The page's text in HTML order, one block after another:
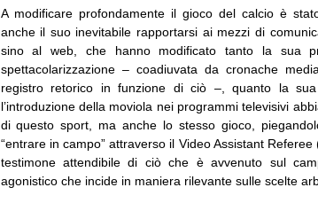
A modificare profondamente il gioco del calcio è
anche il suo inevitabile rapportarsi ai mezzi di
sino al web, che hanno modificato tanto la sua
spettacolarizzazione – coadiuvata da cronache
registro retorico in funzione di ciò –, quanto la
l’introduzione della moviola nei programmi televisivi
di questo sport, ma anche lo stesso gioco,
“entrare in campo” attraverso il Video Assistant
testimone attendibile di ciò che è avvenuto sul
agonistico che incide in maniera rilevante sulle scelte